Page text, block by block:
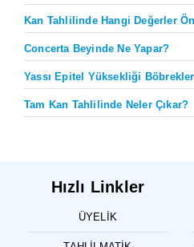
Kan Tahlilinde Hangi Değerler
Concerta Beyinde Ne Yapar?
Yassı Epitel Yüksekliği
Tam Kan Tahlilinde Neler Çıkar?
Hızlı Linkler
ÜYELIK